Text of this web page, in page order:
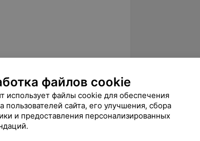
соревнованиям по
технологиям в
в Гродно
файлов cookie
использует файлы cookie для обеспечения
пользователей сайта, его улучшения, сбора
и предоставления персонализированных